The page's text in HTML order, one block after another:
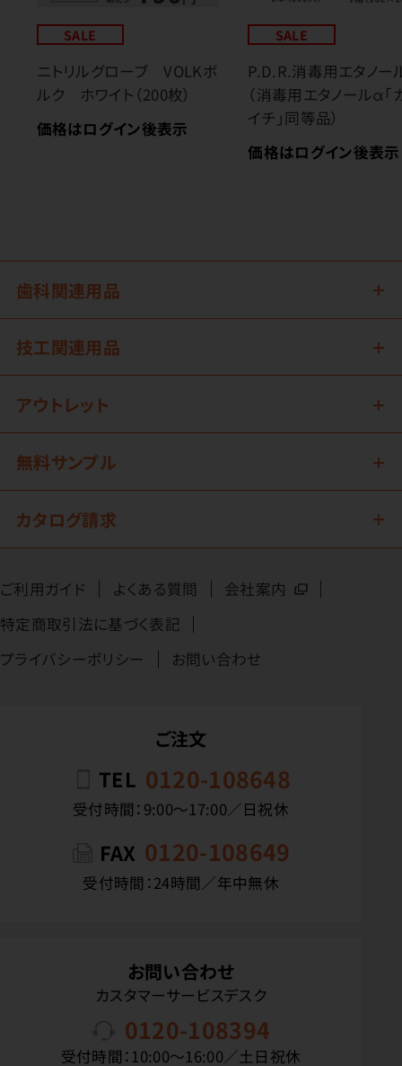
SALE
ニトリルグローブ VOLKボ
ルク ホワイト（200枚）
価格はログイン後表示
SALE
P.D.R.消毒用エタノー
（消毒用エタノールα「
イチ」同等品）
価格はログイン後表示
歯科関連用品
技工関連用品
アウトレット
無料サンプル
カタログ請求
ご利用ガイド よくある質問
会社案内
特定商取引法に基づく表記
プライバシーポリシー
お問い合わせ
ご注文
TEL 0120-108648
受付時間：9:00〜17:00／日祝休
FAX 0120-108649
受付時間：24時間／年中無休
お問い合わせ
カスタマーサービスデスク
0120-108394
受付時間：10:00〜16:00／土日祝休